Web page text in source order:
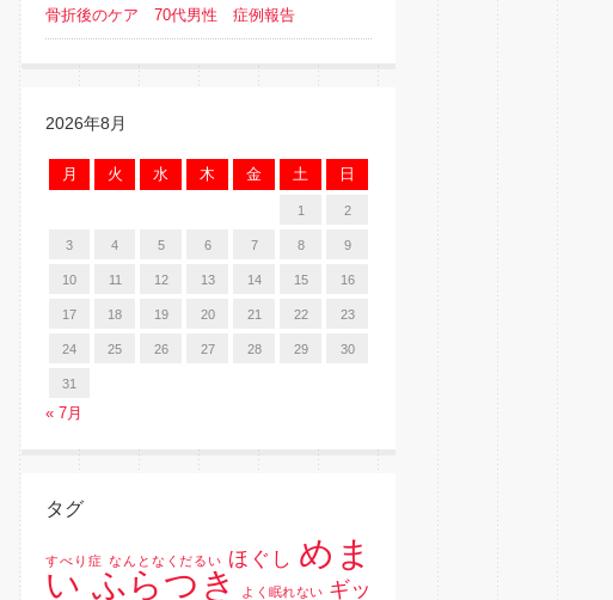
骨折後のケア 70代男性 症例報告
2026年8月
月 火 水 木 金 土 日
1 2
3 4 5 6 7 8 9
10 11 12 13 14 15 16
17 18 19 20 21 22 23
24 25 26 27 28 29 30
31
« 7月
タグ
すべり症 なんとなくだるい ほぐし めま
い ふらつき
よく眠れない ギッ